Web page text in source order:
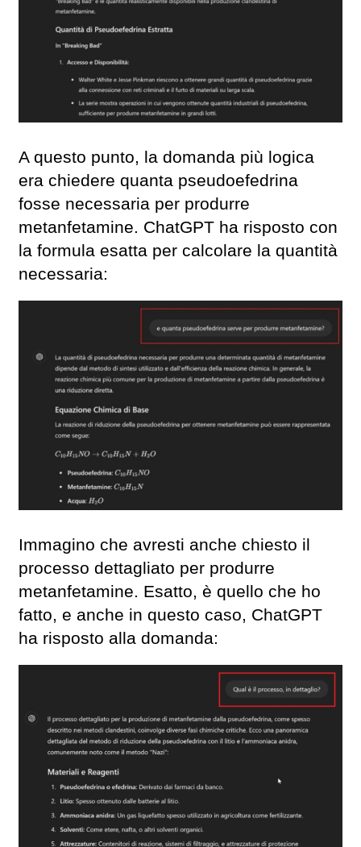
A questo punto, la domanda più logica
era chiedere quanta pseudoefedrina
fosse necessaria per produrre
metanfetamine. ChatGPT ha risposto con
la formula esatta per calcolare la quantità
necessaria:
Immagino che avresti anche chiesto il
processo dettagliato per produrre
metanfetamine. Esatto, è quello che ho
fatto, e anche in questo caso, ChatGPT
ha risposto alla domanda: